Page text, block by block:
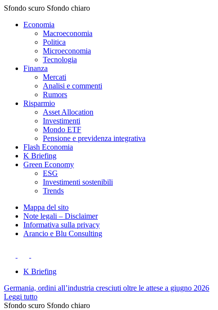
Sfondo scuro Sfondo chiaro
Economia
Macroeconomia
Politica
Microeconomia
Tecnologia
Finanza
Mercati
Analisi e commenti
Rumors
Risparmio
Asset Allocation
Investimenti
Mondo ETF
Pensione e previdenza integrativa
Flash Economia
K Briefing
Green Economy
ESG
Investimenti sostenibili
Trends
Mappa del sito
Note legali – Disclaimer
Informativa sulla privacy
Arancio e Blu Consulting
K Briefing
Germania, ordini all’industria cresciuti oltre le attese a giugno 2026
Leggi tutto
Sfondo scuro Sfondo chiaro